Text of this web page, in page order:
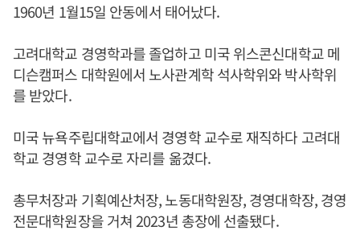
1960년 1월15일 안동에서 태어났다.
고려대학교 경영학과를 졸업하고 미국 위스콘신대학교 메
디슨캠퍼스 대학원에서 노사관계학 석사학위와 박사학위
를 받았다.
미국 뉴욕주립대학교에서 경영학 교수로 재직하다 고려대
학교 경영학 교수로 자리를 옮겼다.
총무처장과 기획예산처장, 노동대학원장, 경영대학장, 경영
전문대학원장을 거쳐 2023년 총장에 선출됐다.